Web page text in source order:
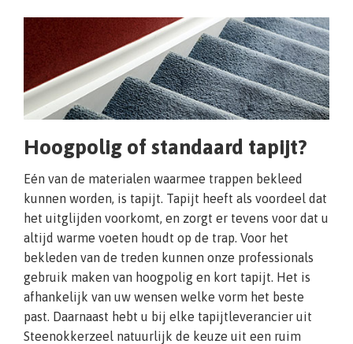
Hoogpolig of standaard tapijt?
Eén van de materialen waarmee trappen bekleed
kunnen worden, is tapijt. Tapijt heeft als voordeel dat
het uitglijden voorkomt, en zorgt er tevens voor dat u
altijd warme voeten houdt op de trap. Voor het
bekleden van de treden kunnen onze professionals
gebruik maken van hoogpolig en kort tapijt. Het is
afhankelijk van uw wensen welke vorm het beste
past. Daarnaast hebt u bij elke tapijtleverancier uit
Steenokkerzeel natuurlijk de keuze uit een ruim